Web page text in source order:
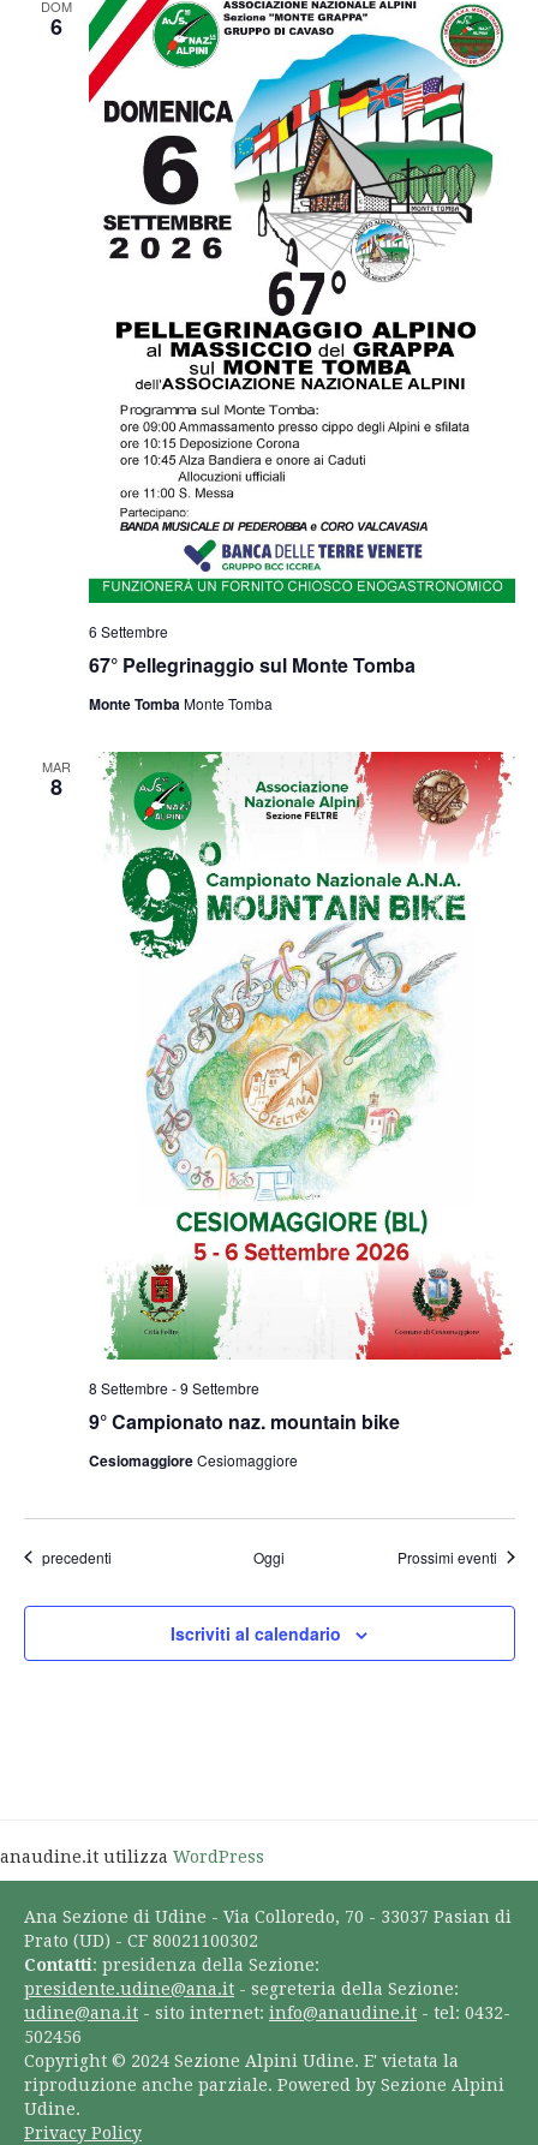
DOM
6
67° Pellegrinaggio sul Monte Tomba
6 Settembre
Monte TombaMonte Tomba
MAR
8
9° Campionato naz. mountain bike
8 Settembre -9 Settembre
CesiomaggioreCesiomaggiore
Eventi
precedenti Oggi Prossimi eventi
Iscriviti al calendario
anaudine.it utilizza WordPress
Ana Sezione di Udine - Via Colloredo, 70 - 33037 Pasian di
Prato (UD) - CF 80021100302
Contatti: presidenza della Sezione:
presidente.udine@ana.it - segreteria della Sezione:
udine@ana.it - sito internet: info@anaudine.it - tel: 0432-
502456
Copyright © 2024 Sezione Alpini Udine. E' vietata la
riproduzione anche parziale. Powered by Sezione Alpini
Udine.
Privacy Policy